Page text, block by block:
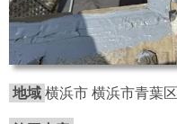
地域 横浜市 横浜市青葉区